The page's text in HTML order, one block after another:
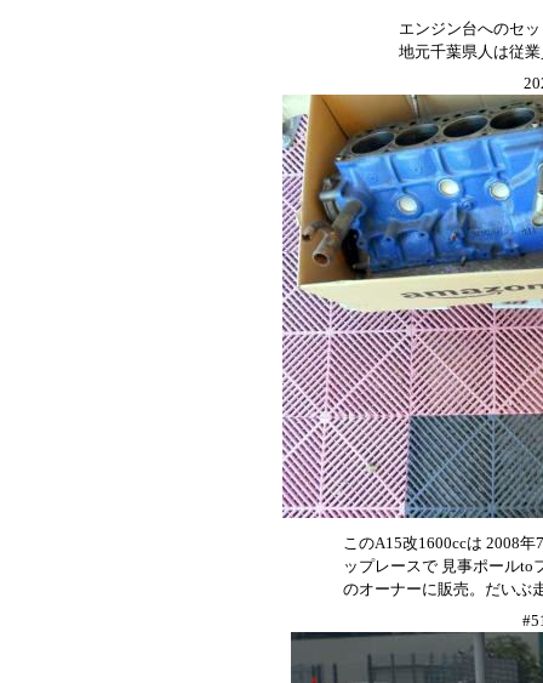
エンジン台へのセ
地元千葉県人は従
このA15改1600ccは 2008
ップレースで 見事ポールto
のオーナーに販売。だいぶ